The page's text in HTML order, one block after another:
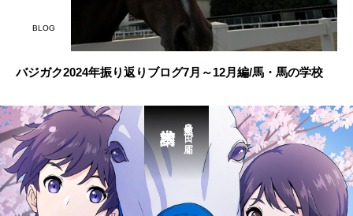
BLOG
バジガク2024年振り返りブログ7月～12月編/馬・馬の学校
最短３日で届く